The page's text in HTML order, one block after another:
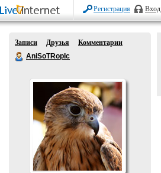
Регистрация Вход
Записи Друзья
Комментарии
AniSoTRopIc